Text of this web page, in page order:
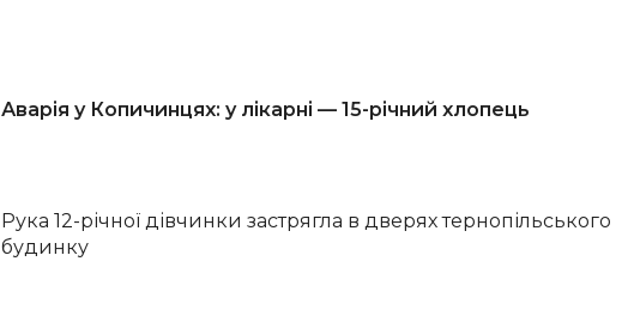
Аварія у Копичинцях: у лікарні — 15-річний хлопець
Рука 12-річної дівчинки застрягла в дверях тернопільського
будинку